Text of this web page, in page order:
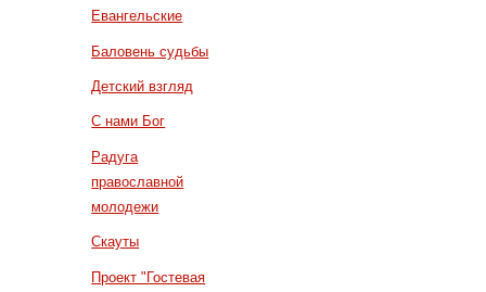
Евангельские
Баловень судьбы
Детский взгляд
С нами Бог
Радуга
православной
молодежи
Скауты
Проект "Гостевая